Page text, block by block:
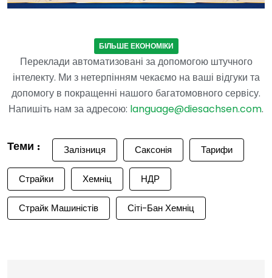
БІЛЬШЕ ЕКОНОМІКИ
Переклади автоматизовані за допомогою штучного
інтелекту. Ми з нетерпінням чекаємо на ваші відгуки та
допомогу в покращенні нашого багатомовного сервісу.
Напишіть нам за адресою: language@diesachsen.com.
Теми : Залізниця Саксонія Тарифи
Страйки Хемніц НДР
Страйк Машиністів Сіті-Бан Хемніц